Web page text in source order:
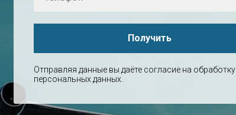
Получить
Отправляя данные вы даёте согласие на обработку
персональных данных.